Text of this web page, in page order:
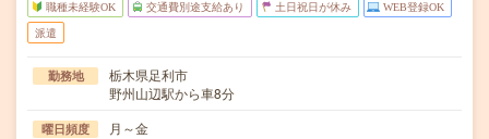
職種未経験OK 交通費別途支給あり 土日祝日が休み WEB登録OK
派遣
勤務地
栃木県足利市
野州山辺駅から車8分
曜日頻度 月～金